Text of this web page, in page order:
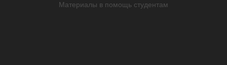
Материалы в помощь студентам